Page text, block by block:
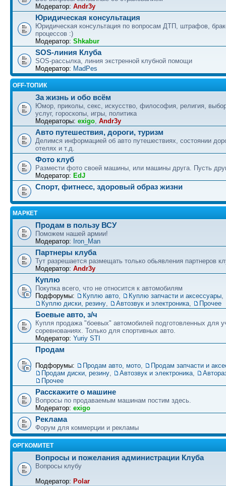
Модератор: Andr3y
Юридическая консультация
Юридическая консультация по вопросам ДТП, штрафов,
процессов :)
Модератор: Shkabur
SOS-линия Клуба
SOS-рассылка, линия экстренной клубной помощи
Модератор: MadPes
OFF-ТОПИК
За жизнь и обо всём
Юмор, приколы, секс, искусство, философия, религия,
услуг, гороскопы, игры, политика
Модераторы: exigo, Andr3y
Авто путешествия, дороги, туризм
Делимся информацией об авто путешествиях, состоянии
отелях и т.д.
Фото клуб
Размести фото своей машины, или машины друга. Пусть
Модератор: EdJ
Спорт, фитнесс, здоровый образ жизни
МАРКЕТ
Продам в пользу ВСУ
Поможем нашей армии!
Модератор: Iron_Man
Партнеры клуба
Тут разрешается размещать только обьявления партнеров
Модератор: Andr3y
Куплю
Покупка всего, что не относится к автомобилям
Подфорумы:
Куплю авто, Куплю запчасти и аксессуары,
Куплю диски, резину, Автозвук и электроника, Прочее
Боевые авто, з/ч
Купля продажа "боевых" автомобилей подготовленных для
соревнованиях. Только для спортивных авто.
Модератор: Yuriy STI
Продам
Подфорумы: Продам авто, мото,
Продам запчасти и
Продам диски, резину, Автозвук и электроника,
Прочее
Расскажите о машине
Вопросы по продаваемым машинам постим здесь.
Модератор: exigo
Реклама
Форум для коммерции и рекламы
ОРГКОМИТЕТ
Вопросы и пожелания администрации Клуба
Вопросы клубу
Модератор: Polar